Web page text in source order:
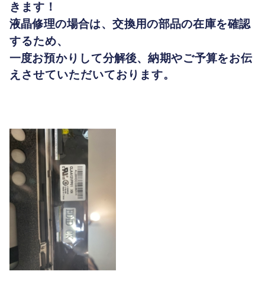
きます！
液晶修理の場合は、交換用の部品の在庫を確認
するため、
一度お預かりして分解後、納期やご予算をお伝
えさせていただいております。